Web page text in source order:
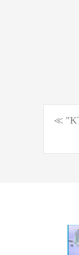
게
시
탐
≪